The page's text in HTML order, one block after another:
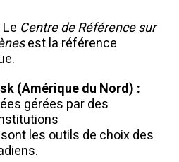
Le Centre de Référence sur
est la référence
(Amérique du Nord) :
gérées par des
les outils de choix des